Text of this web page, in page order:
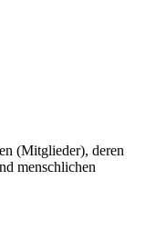
(Mitglieder), deren
menschlichen